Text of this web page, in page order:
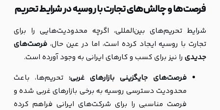
فرصت‌ها و چالش‌های تجارت با روسیه در شرایط تحریم
شرایط تحریم‌های بین‌المللی، اگرچه محدودیت‌هایی را برای
تجارت با روسیه ایجاد کرده است، اما در عین حال، فرصت‌های
جدیدی را نیز برای کسب و کارهای ایرانی به وجود آورده است.
فرصت‌های جایگزینی بازارهای غربی: تحریم‌ها، باعث
محدودیت دسترسی روسیه به برخی بازارهای غربی شده و
فرصت مناسبی را برای شرکت‌های ایرانی فراهم کرده